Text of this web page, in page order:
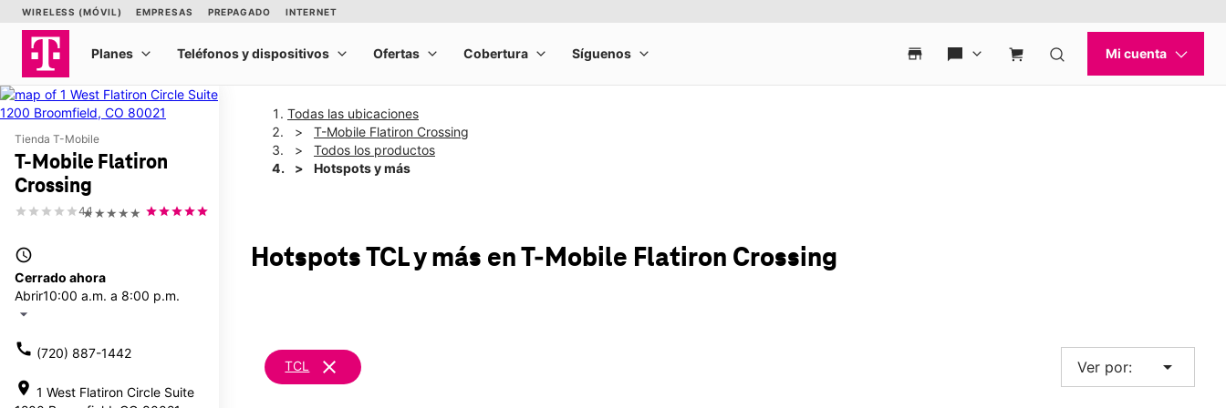
Tienda T-Mobile
T-Mobile Flatiron
Crossing
★★★★★
4.1
access_time
Cerrado ahora
Abrir10:00 a.m. a 8:00 p.m.
arrow_drop_down
call (720) 887-1442
location_on 1 West Flatiron Circle Suite
Todas las ubicaciones
T-Mobile Flatiron Crossing
Todos los productos
Hotspots y más
Hotspots TCL y más en T-Mobile Flatiron Crossing
TCL clear Ver por: arrow_drop_down